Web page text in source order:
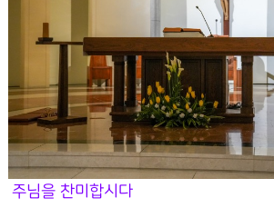
주님을 찬미합시다